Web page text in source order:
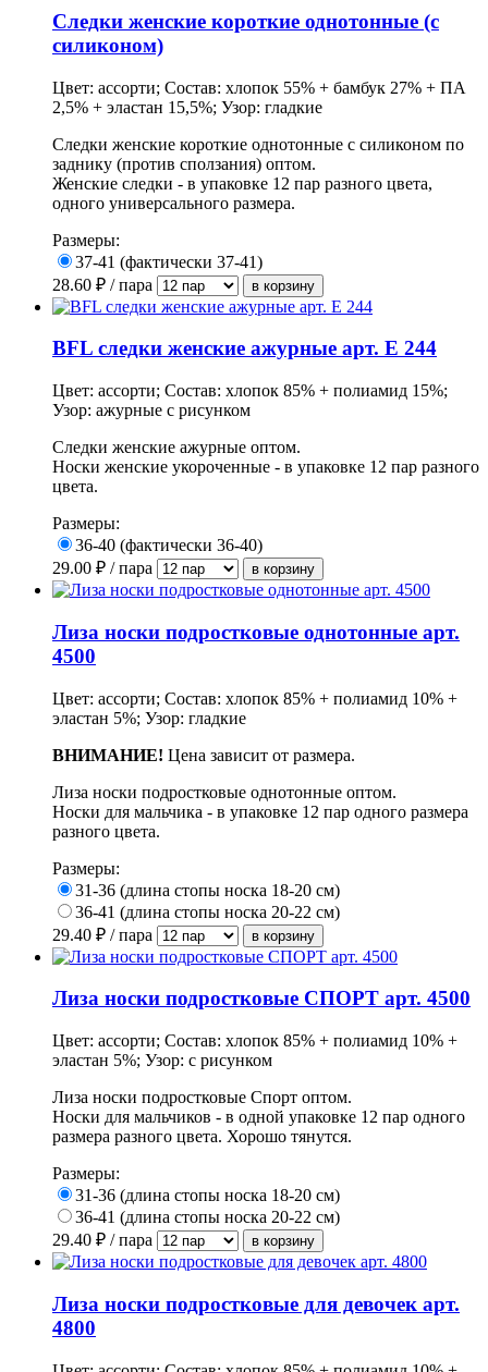
Следки женские короткие однотонные (с
силиконом)
Цвет: ассорти; Состав: хлопок 55% + бамбук 27% + ПА
2,5% + эластан 15,5%; Узор: гладкие
Следки женские короткие однотонные с силиконом по
заднику (против сползания) оптом.
Женские следки - в упаковке 12 пар разного цвета,
одного универсального размера.
Размеры:
37-41 (фактически 37-41)
28.60 ₽ / пара
BFL следки женские ажурные арт. Е 244
Цвет: ассорти; Состав: хлопок 85% + полиамид 15%;
Узор: ажурные с рисунком
Следки женские ажурные оптом.
Носки женские укороченные - в упаковке 12 пар разного
цвета.
Размеры:
36-40 (фактически 36-40)
29.00 ₽ / пара
Лиза носки подростковые однотонные арт.
4500
Цвет: ассорти; Состав: хлопок 85% + полиамид 10% +
эластан 5%; Узор: гладкие
ВНИМАНИЕ! Цена зависит от размера.
Лиза носки подростковые однотонные оптом.
Носки для мальчика - в упаковке 12 пар одного размера
разного цвета.
Размеры:
31-36 (длина стопы носка 18-20 см)
36-41 (длина стопы носка 20-22 см)
29.40 ₽ / пара
Лиза носки подростковые СПОРТ арт. 4500
Цвет: ассорти; Состав: хлопок 85% + полиамид 10% +
эластан 5%; Узор: с рисунком
Лиза носки подростковые Спорт оптом.
Носки для мальчиков - в одной упаковке 12 пар одного
размера разного цвета. Хорошо тянутся.
Размеры:
31-36 (длина стопы носка 18-20 см)
36-41 (длина стопы носка 20-22 см)
29.40 ₽ / пара
Лиза носки подростковые для девочек арт.
4800